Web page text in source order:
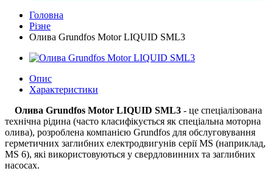
Головна
Різне
Олива Grundfos Motor LIQUID SML3
Опис
Характеристики
Олива Grundfos Motor LIQUID SML3 - це спеціалізована
технічна рідина (часто класифікується як спеціальна моторна
олива), розроблена компанією Grundfos для обслуговування
герметичних заглибних електродвигунів серії MS (наприклад,
MS 6), які використовуються у свердловинних та заглибних
насосах.